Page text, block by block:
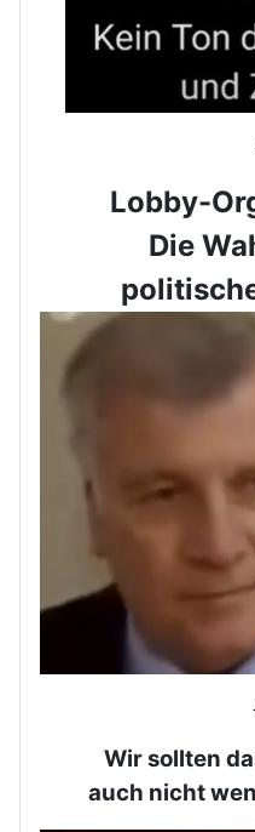
Lobby-
Die
Wir sollten
auch nicht